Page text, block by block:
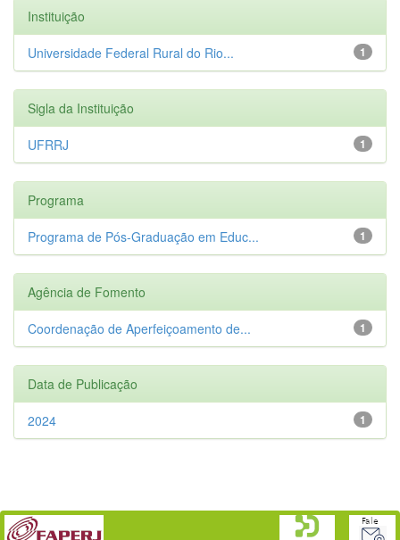
Instituição
1
Universidade Federal Rural do Rio...
Sigla da Instituição
1
UFRRJ
Programa
1
Programa de Pós-Graduação em Educ...
Agência de Fomento
1
Coordenação de Aperfeiçoamento de...
Data de Publicação
1
2024